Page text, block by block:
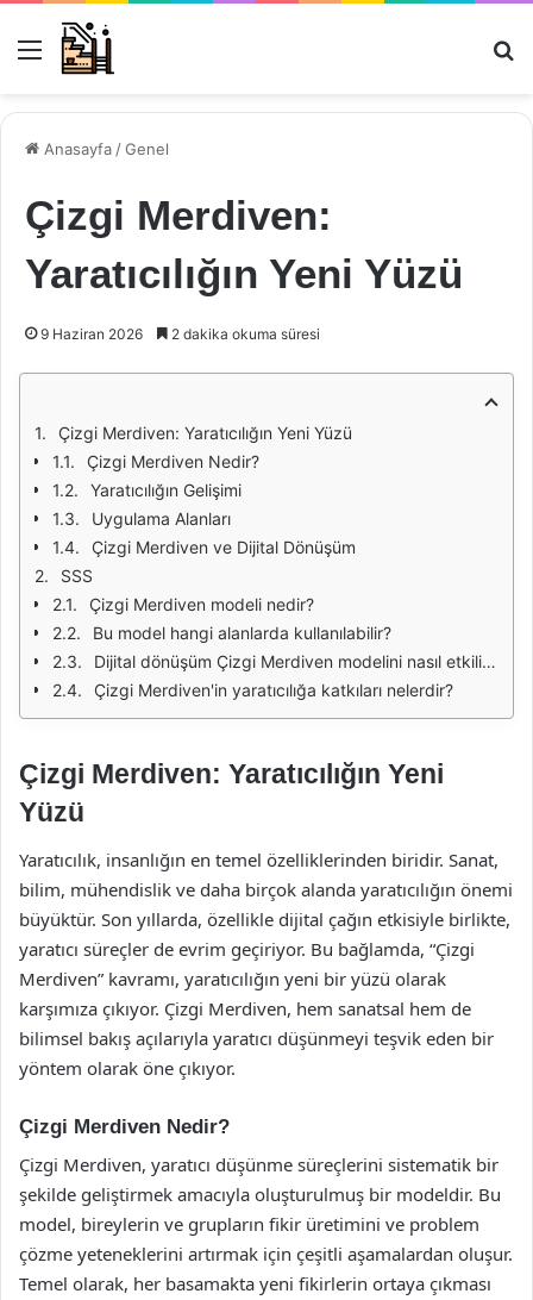
Menü
Anasayfa /Genel
Çizgi Merdiven:
Yaratıcılığın Yeni Yüzü
9 Haziran 2026 2 dakika okuma süresi
Çizgi Merdiven: Yaratıcılığın Yeni Yüzü
Çizgi Merdiven Nedir?
Yaratıcılığın Gelişimi
Uygulama Alanları
Çizgi Merdiven ve Dijital Dönüşüm
SSS
Çizgi Merdiven modeli nedir?
Bu model hangi alanlarda kullanılabilir?
Dijital dönüşüm Çizgi Merdiven modelini nasıl etkiliyor?
Çizgi Merdiven'in yaratıcılığa katkıları nelerdir?
Çizgi Merdiven: Yaratıcılığın Yeni
Yüzü
Yaratıcılık, insanlığın en temel özelliklerinden biridir. Sanat,
bilim, mühendislik ve daha birçok alanda yaratıcılığın önemi
büyüktür. Son yıllarda, özellikle dijital çağın etkisiyle birlikte,
yaratıcı süreçler de evrim geçiriyor. Bu bağlamda, “Çizgi
Merdiven” kavramı, yaratıcılığın yeni bir yüzü olarak
karşımıza çıkıyor. Çizgi Merdiven, hem sanatsal hem de
bilimsel bakış açılarıyla yaratıcı düşünmeyi teşvik eden bir
yöntem olarak öne çıkıyor.
Çizgi Merdiven Nedir?
Çizgi Merdiven, yaratıcı düşünme süreçlerini sistematik bir
şekilde geliştirmek amacıyla oluşturulmuş bir modeldir. Bu
model, bireylerin ve grupların fikir üretimini ve problem
çözme yeteneklerini artırmak için çeşitli aşamalardan oluşur.
Temel olarak, her basamakta yeni fikirlerin ortaya çıkması